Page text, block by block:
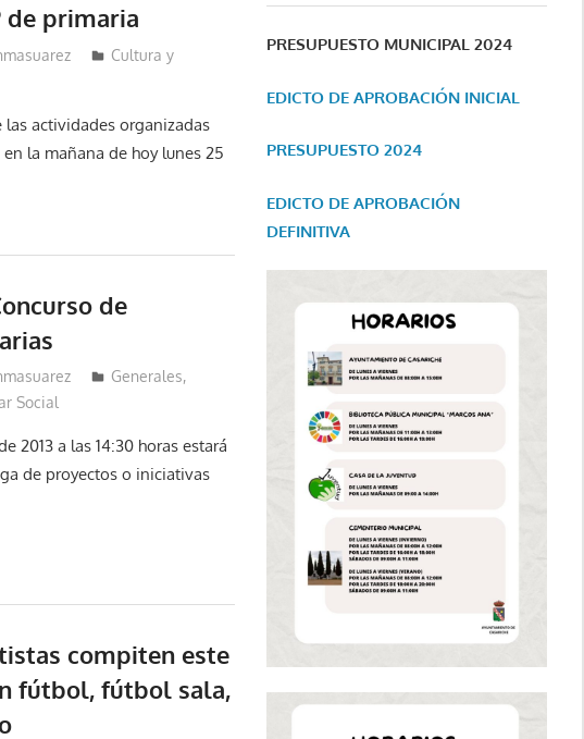
de primaria
Cultura y
las actividades organizadas
la mañana de hoy lunes 25
de
Generales,
Social
2013 a las 14:30 horas estará
de proyectos o iniciativas
compiten este
fútbol, fútbol sala,
PRESUPUESTO MUNICIPAL 2024
EDICTO DE APROBACIÓN INICIAL
PRESUPUESTO 2024
EDICTO DE APROBACIÓN
DEFINITIVA